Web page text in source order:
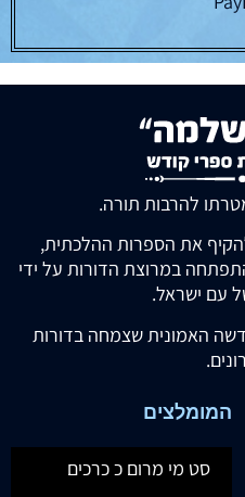
להרבות תורה.
את הספרות ההלכתית,
במרוצת הדורות על ידי
עם ישראל.
האמונית שצמחה בדורות
המומלצים
סט מי מרום כ כרכים